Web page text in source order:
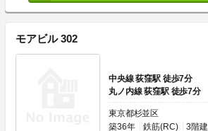
モアビル 302
中央線 荻窪駅 徒歩7分
丸ノ内線 荻窪駅 徒歩7分
東京都杉並区
築36年
鉄筋(RC) 3階建